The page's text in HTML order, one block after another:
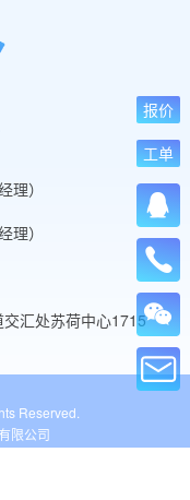
）
）
汇处苏荷中心1715
Reserved.
限公司
报价
工单